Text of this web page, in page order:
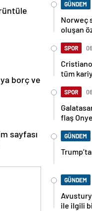
borç ve
sayfası
GÜNDEM
Norweç
oluşan
SPOR
tüm
SPOR
flaş
GÜNDEM
GÜNDEM
ile ilgili